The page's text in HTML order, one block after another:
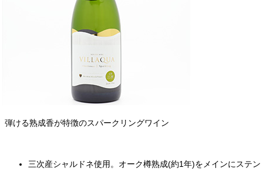
弾ける熟成香が特徴のスパークリングワイン
三次産シャルドネ使用。オーク樽熟成(約1年)をメインにステン